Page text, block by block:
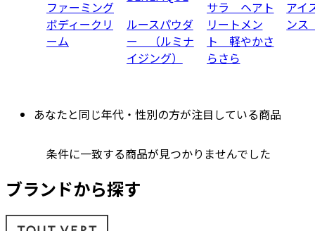
ファーミング
ボディークリ
ーム
ルースパウダ
ー （ルミナ
イジング）
サラ ヘアト
リートメン
ト 軽やかさ
らさら
アイ
ン
あなたと同じ年代・性別の方が注目している商品
条件に一致する商品が見つかりませんでした
ブランドから探す